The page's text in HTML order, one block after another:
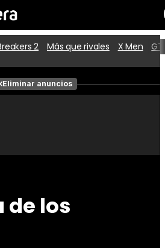
Cartelera
Películas
2 Más que rivales X Men
Eliminar anuncios
de los